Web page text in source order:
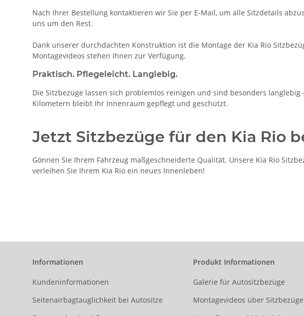
Nach Ihrer Bestellung kontaktieren wir Sie per E-Mail, um alle Sitzdetails
uns um den Rest.
Dank unserer durchdachten Konstruktion ist die Montage der Kia Rio
Montagevideos stehen Ihnen zur Verfügung.
Praktisch. Pflegeleicht. Langlebig.
Die Sitzbezüge lassen sich problemlos reinigen und sind besonders
Kilometern bleibt Ihr Innenraum gepflegt und geschützt.
Jetzt Sitzbezüge für den Kia Rio
Gönnen Sie Ihrem Fahrzeug maßgeschneiderte Qualität. Unsere Kia Rio
verleihen Sie Ihrem Kia Rio ein neues Innenleben!
Informationen
Kundeninformationen
Seitenairbagtauglichkeit bei Autositze
Produkt Informationen
Galerie für Autositzbezüge
Montagevideos über Sitzbezüge